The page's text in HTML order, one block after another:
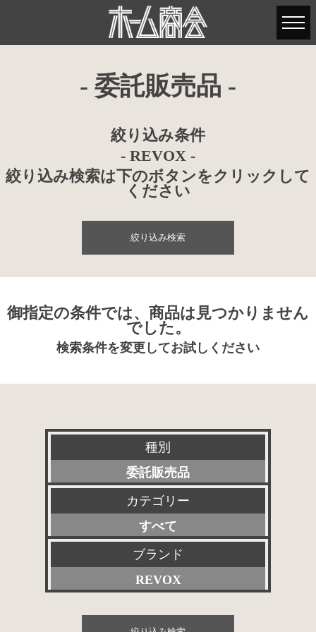
- 委託販売品 -
絞り込み条件
- REVOX -
絞り込み検索は下のボタンをクリックして
ください
絞り込み検索
御指定の条件では、商品は見つかりません
でした。
検索条件を変更してお試しください
種別
委託販売品
新品
特選アクセサリー
特価品
その他委託販売品
カテゴリー
すべて
プリアンプ
パワーアンプ
プリメインアンプ
ブランド
REVOX